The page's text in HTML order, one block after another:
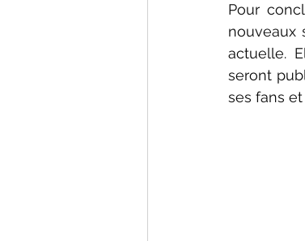
Pour
nouveaux
actuelle.
seront
ses fans